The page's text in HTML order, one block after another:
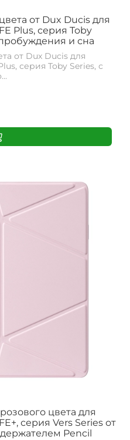
от Dux Ducis для
Plus, серия Toby
и сна
от Dux Ducis для
серия Toby Series, с
цвета для
серия Vers Series от
Pencil